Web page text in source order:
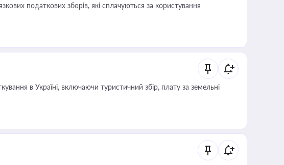
податкових зборів, які сплачуються за користування
в Україні, включаючи туристичний збір, плату за земельні